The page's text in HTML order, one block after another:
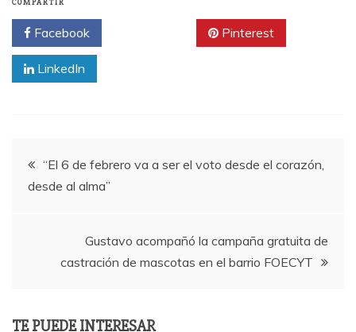
COMPARTIR
Facebook Pinterest
LinkedIn
Navegación
de
entradas
“El 6 de febrero va a ser el voto desde el corazón,
desde al alma”
Gustavo acompañó la campaña gratuita de
castración de mascotas en el barrio FOECYT
TE PUEDE INTERESAR